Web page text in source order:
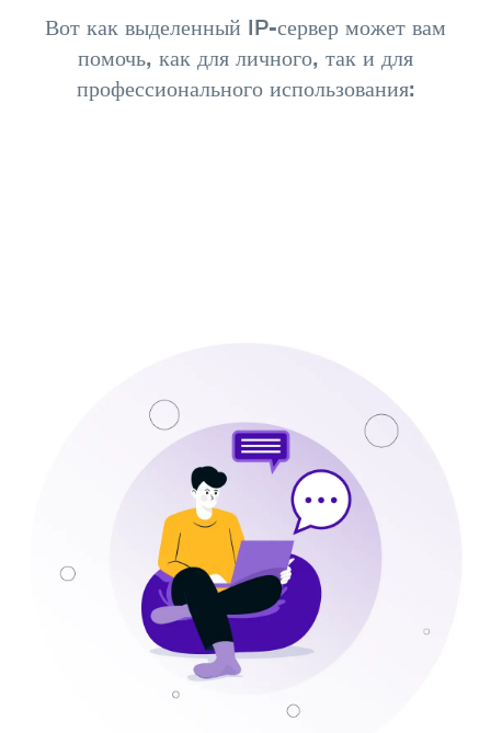
Вот как выделенный IP-сервер может вам
помочь, как для личного, так и для
профессионального использования: